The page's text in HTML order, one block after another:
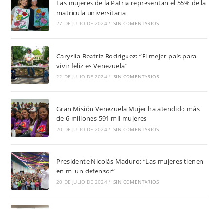
Las mujeres de la Patria representan el 55% de la
matrícula universitaria
27 DE JULIO DE 2024 / SIN COMENTARIOS
Caryslia Beatriz Rodríguez: “El mejor país para
vivir feliz es Venezuela”
22 DE JULIO DE 2024 / SIN COMENTARIOS
Gran Misión Venezuela Mujer ha atendido más
de 6 millones 591 mil mujeres
20 DE JULIO DE 2024 / SIN COMENTARIOS
Presidente Nicolás Maduro: “Las mujeres tienen
en mí un defensor”
20 DE JULIO DE 2024 / SIN COMENTARIOS